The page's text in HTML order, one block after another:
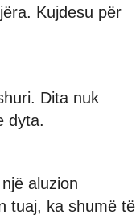
Kujdesu për
Dita nuk
dyta.
aluzion
tuaj, ka shumë të